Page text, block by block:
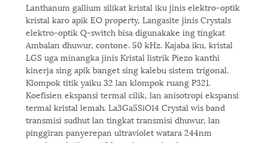
Lanthanum gallium silikat kristal iku jinis elektro-optik
kristal karo apik EO property, Langasite jinis Crystals
elektro-optik Q-switch bisa digunakake ing tingkat
Ambalan dhuwur, contone. 50 kHz. Kajaba iku, kristal
LGS uga minangka jinis Kristal listrik Piezo kanthi
kinerja sing apik banget sing kalebu sistem trigonal.
Klompok titik yaiku 32 lan klompok ruang P321.
Koefisien ekspansi termal cilik, lan anisotropi ekspansi
termal kristal lemah. La3Ga5SiO14 Crystal wis band
transmisi sudhut lan tingkat transmisi dhuwur, lan
pinggiran panyerepan ultraviolet watara 244nm